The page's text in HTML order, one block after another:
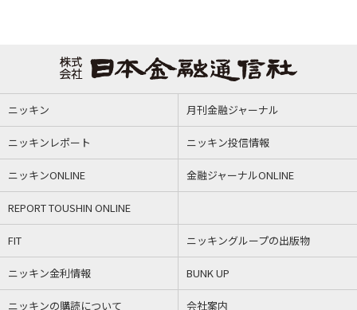
ニッキン 月刊金融ジャーナル
ニッキンレポート ニッキン投信情報
ニッキンONLINE 金融ジャーナルONLINE
REPORT TOUSHIN ONLINE
FIT ニッキングループの出版物
ニッキン金利情報 BUNK UP
ニッキンの購読について 会社案内